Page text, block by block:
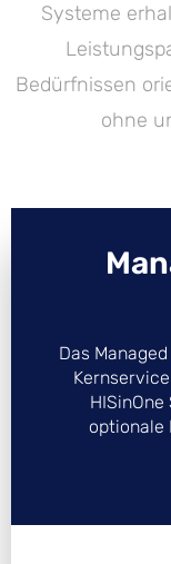
Systeme
Bedürfnissen
ohne
Das
optionale